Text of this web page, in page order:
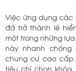
Việc ứng dụng các
đã trở thành lẽ
một trong những
này nhanh
chung cư cao
tiêu chí chọn